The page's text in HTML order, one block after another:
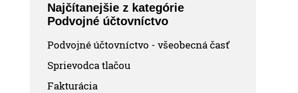
Najčítanejšie z kategórie
Podvojné účtovníctvo
Podvojné účtovníctvo - všeobecná časť
Sprievodca tlačou
Fakturácia